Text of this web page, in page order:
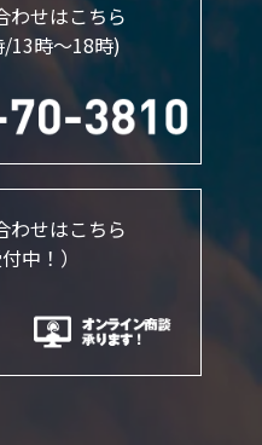
わせはこちら
13時〜18時)
わせはこちら
中！）